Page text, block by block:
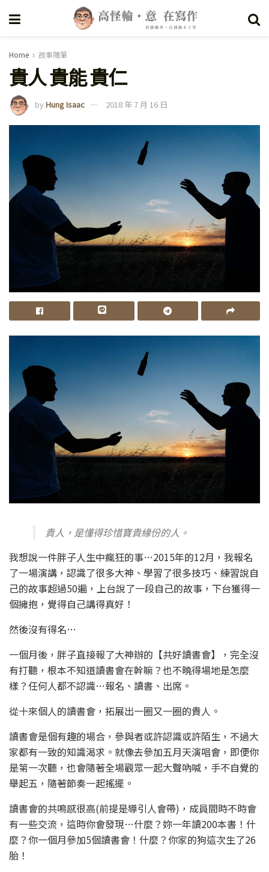
Home 故事隨筆
貴人 貴能 貴仁
byHung Isaac 2018 年 7 月 16 日
貴人，是懂得珍惜寶貴緣份的人。
我想說一件胖子人生中瘋狂的事…2015年的12月，我報名
了一場演講，認識了很多大神、學習了很多技巧、練習說自
己的故事超過50遍，上台說了一段自己的故事，下台獲得一
個擁抱，覺得自己講得真好！
然後沒有得名…
一個月後，胖子直接報了大神辦的【共好讀書會】，完全沒
有打聽，根本不知道讀書會在幹嘛？也不曉得場地是怎麼
樣？任何人都不認識…報名、讀書、出席。
從十來個人的讀書會，拓展出一圈又一圈的貴人。
讀書會是個有趣的場合，參與者或許認識或許陌生，不過大
家都有一致的知識渴求。就像去參加五月天演唱會，即便你
是第一次聽，也會隨著全場觀眾一起大聲吶喊，手不自覺的
舉起五，隨著節奏一起搖擺。
讀書會的共鳴感很高(前提是導引人會帶)，成員間時不時會
有一些交流，這時你會發現…什麼？妳一年讀200本書！什
麼？你一個月參加5個讀書會！什麼？你家的狗這次生了26
胎！